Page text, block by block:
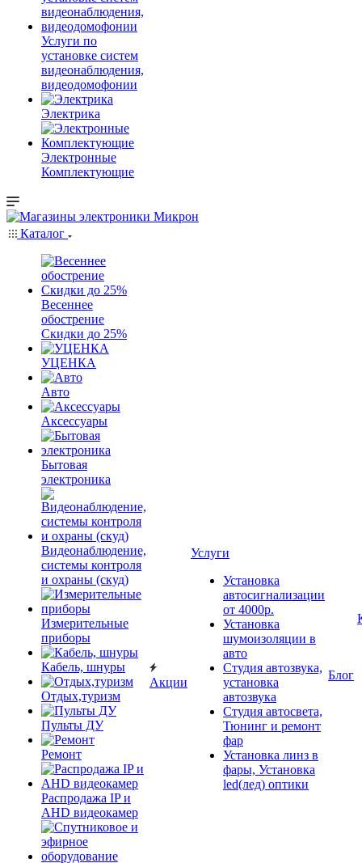
Услуги по
установке систем
видеонаблюдения,
видеодомофонии
Электрика
Электронные
Комплектующие
Каталог
Весеннее
обострение
Скидки до 25%
УЦЕНКА
Авто
Аксессуары
Бытовая
электроника
Видеонаблюдение,
системы контроля
и охраны (скуд)
Измерительные
приборы
Кабель, шнуры
Отдых,туризм
Пульты ДУ
Ремонт
Распродажа IP и
AHD видеокамер
Акции
Услуги
Установка
автосигнализации
от 4000р.
Установка
шумоизоляции в
авто
Студия автозвука,
установка
автозвука
Студия автосвета,
Тюнинг и ремонт
фар
Установка линз в
фары, Установка
led(лед) оптики
Блог